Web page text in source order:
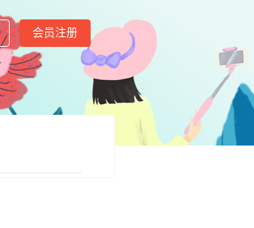
会员注册